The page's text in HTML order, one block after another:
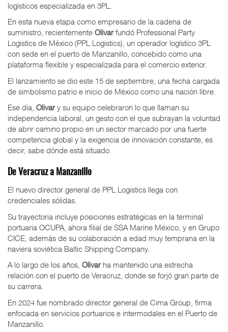
logísticos especializada en 3PL.
En esta nueva etapa como empresario de la cadena de
suministro, recientemente Olivarfundó Professional Party
Logistics de México (PPL Logistics), un operador logístico 3PL
con sede en el puerto de Manzanillo, concebido como una
plataforma flexible y especializada para el comercio exterior.
El lanzamiento se dio este 15 de septiembre, una fecha cargada
de simbolismo patrio e inicio de México como una nación libre.
Ese día, Olivary su equipo celebraron lo que llaman su
independencia laboral, un gesto con el que subrayan la voluntad
de abrir camino propio en un sector marcado por una fuerte
competencia global y la exigencia de innovación constante, es
decir, sabe dónde está situado.
De Veracruz a Manzanillo
El nuevo director general de PPL Logistics llega con
credenciales sólidas.
Su trayectoria incluye posiciones estratégicas en la terminal
portuaria OCUPA, ahora filial de SSA Marine México, y en Grupo
CICE, además de su colaboración a edad muy temprana en la
naviera soviética Baltic Shipping Company.
A lo largo de los años, Olivarha mantenido una estrecha
relación con el puerto de Veracruz, donde se forjó gran parte de
su carrera.
En 2024 fue nombrado director general de Cima Group, firma
enfocada en servicios portuarios e intermodales en el Puerto de
Manzanillo.